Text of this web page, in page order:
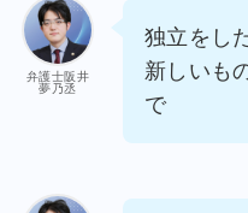
弁護士阪井
夢乃丞
独立をし
新しいも
で